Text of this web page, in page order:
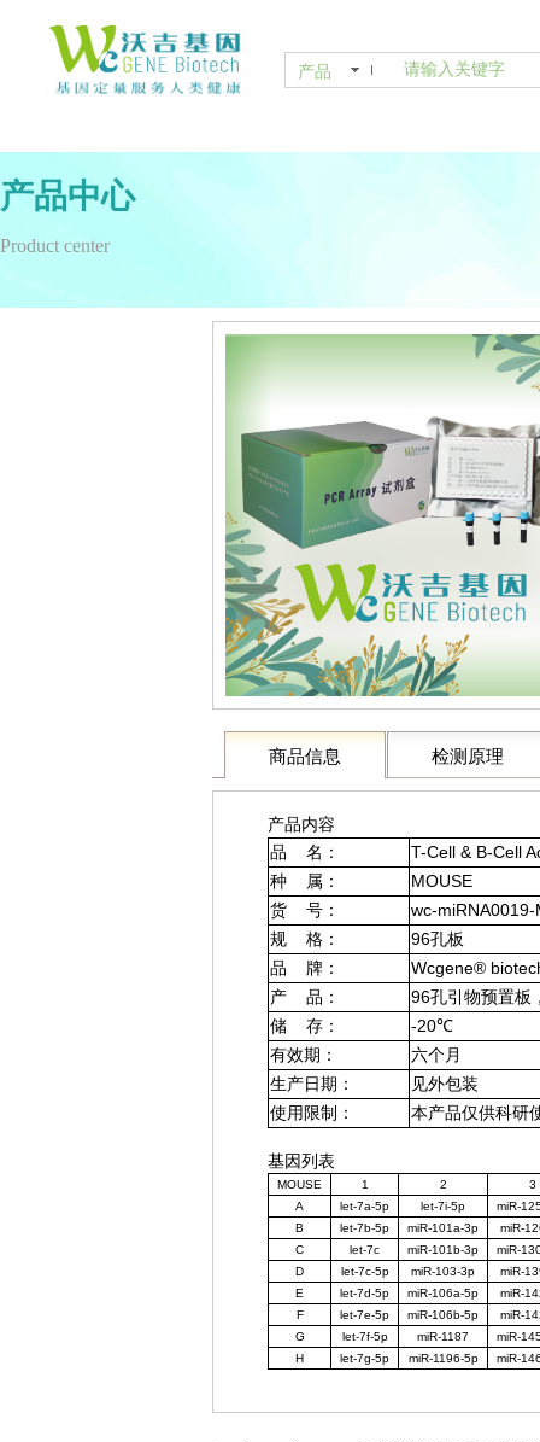
产品中心
Product center
商品信息 检测原理
产品内容
品 名：
T-Cell & B-Cell
种 属：
MOUSE
货 号：
wc-miRNA0019-
规 格：
96孔板
品 牌：
Wcgene®
产 品：
96孔引物预置板
储 存：
-20℃
有效期：
六个月
生产日期：
见外包装
使用限制：
本产品仅供科研
基因列表
MOUSE 1 2
3
A
let-7a-5p let-7i-5p
miR-
B
let-7b-5p miR-101a-3p
miR-
C
let-7c miR-101b-3p
miR-
D
let-7c-5p miR-103-3p
miR-
E
let-7d-5p miR-106a-5p
miR-
F
let-7e-5p miR-106b-5p
miR-
G
let-7f-5p miR-1187
miR-
H
let-7g-5p miR-1196-5p miR-
产品